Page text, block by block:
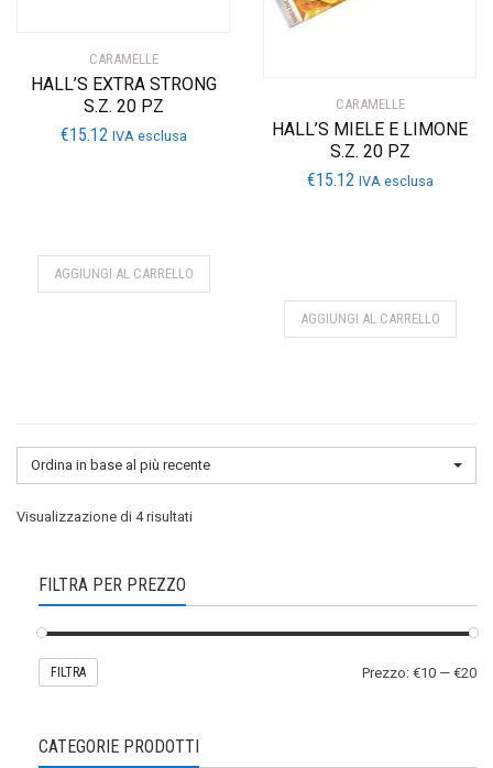
CARAMELLE
HALL’S EXTRA STRONG
S.Z. 20 PZ
€15.12 IVA esclusa
AGGIUNGI AL CARRELLO
CARAMELLE
HALL’S MIELE E LIMONE
S.Z. 20 PZ
€15.12 IVA esclusa
AGGIUNGI AL CARRELLO
Ordina in base al più recente
Visualizzazione di 4 risultatiOrdina
più
FILTRA PER PREZZO
FILTRA Prezzo: €10 — €20
CATEGORIE PRODOTTI